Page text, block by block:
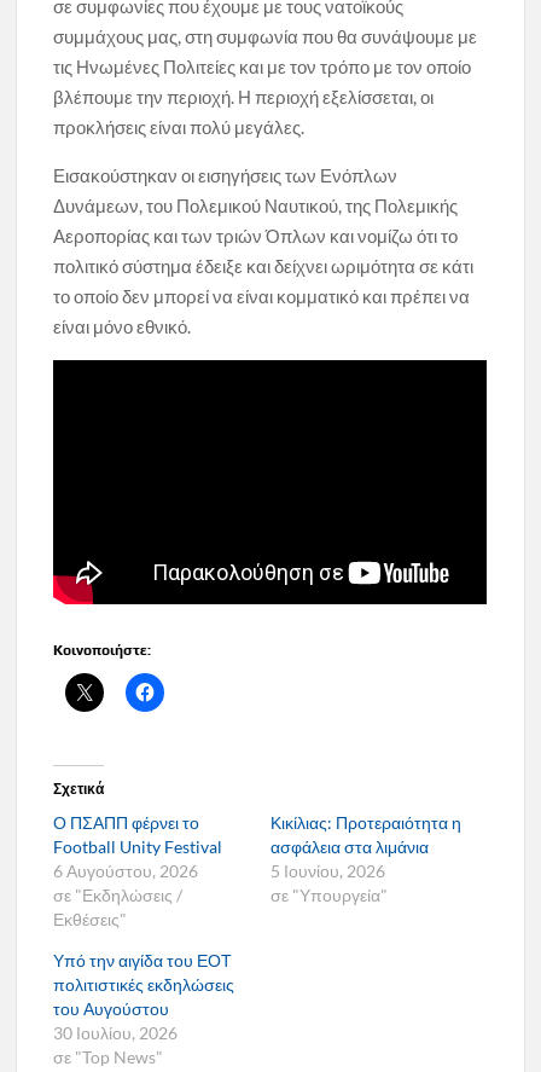
σε συμφωνίες που έχουμε με τους νατοϊκούς
συμμάχους μας, στη συμφωνία που θα συνάψουμε με
τις Ηνωμένες Πολιτείες και με τον τρόπο με τον οποίο
βλέπουμε την περιοχή. Η περιοχή εξελίσσεται, οι
προκλήσεις είναι πολύ μεγάλες.
Εισακούστηκαν οι εισηγήσεις των Ενόπλων
Δυνάμεων, του Πολεμικού Ναυτικού, της Πολεμικής
Αεροπορίας και των τριών Όπλων και νομίζω ότι το
πολιτικό σύστημα έδειξε και δείχνει ωριμότητα σε κάτι
το οποίο δεν μπορεί να είναι κομματικό και πρέπει να
είναι μόνο εθνικό.
Κοινοποιήστε:
Σχετικά
Ο ΠΣΑΠΠ φέρνει το
Football Unity Festival
6 Αυγούστου, 2026
σε "Εκδηλώσεις /
Εκθέσεις"
Κικίλιας: Προτεραιότητα η
ασφάλεια στα λιμάνια
5 Ιουνίου, 2026
σε "Υπουργεία"
Υπό την αιγίδα του ΕΟΤ
πολιτιστικές εκδηλώσεις
του Αυγούστου
30 Ιουλίου, 2026
σε "Top News"